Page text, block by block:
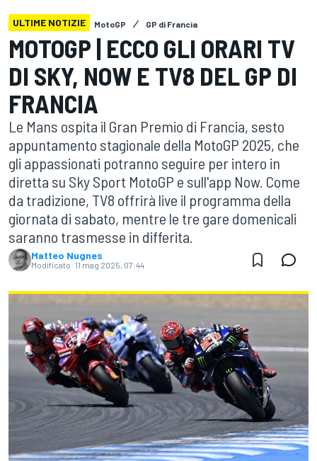
ULTIME NOTIZIE MotoGP GP di Francia
MOTOGP | ECCO GLI ORARI TV
DI SKY, NOW E TV8 DEL GP DI
FRANCIA
Le Mans ospita il Gran Premio di Francia, sesto
appuntamento stagionale della MotoGP 2025, che
gli appassionati potranno seguire per intero in
diretta su Sky Sport MotoGP e sull'app Now. Come
da tradizione, TV8 offrirà live il programma della
giornata di sabato, mentre le tre gare domenicali
saranno trasmesse in differita.
Matteo Nugnes
Modificato: 11 mag 2025, 07:44